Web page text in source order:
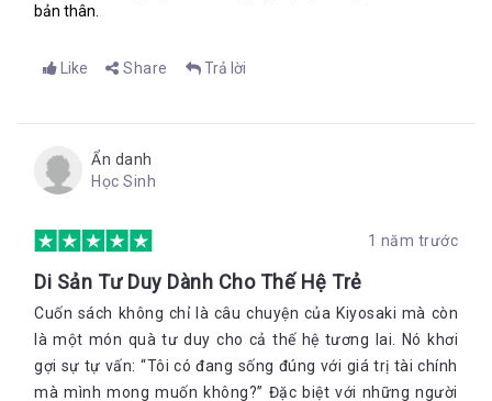
bản thân.
Like Share Trả lời
Ẩn danh
Học Sinh
1 năm trước
Di Sản Tư Duy Dành Cho Thế Hệ Trẻ
Cuốn sách không chỉ là câu chuyện của Kiyosaki mà còn
là một món quà tư duy cho cả thế hệ tương lai. Nó khơi
gợi sự tự vấn: “Tôi có đang sống đúng với giá trị tài chính
mà mình mong muốn không?” Đặc biệt với những người